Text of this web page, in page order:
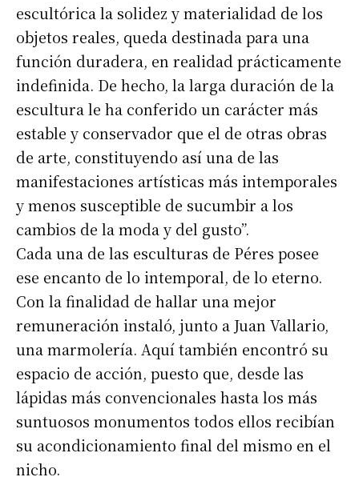
escultórica la solidez y materialidad de los
objetos reales, queda destinada para una
función duradera, en realidad prácticamente
indefinida. De hecho, la larga duración de la
escultura le ha conferido un carácter más
estable y conservador que el de otras obras
de arte, constituyendo así una de las
manifestaciones artísticas más intemporales
y menos susceptible de sucumbir a los
cambios de la moda y del gusto”.
Cada una de las esculturas de Péres posee
ese encanto de lo intemporal, de lo eterno.
Con la finalidad de hallar una mejor
remuneración instaló, junto a Juan Vallario,
una marmolería. Aquí también encontró su
espacio de acción, puesto que, desde las
lápidas más convencionales hasta los más
suntuosos monumentos todos ellos recibían
su acondicionamiento final del mismo en el
nicho.